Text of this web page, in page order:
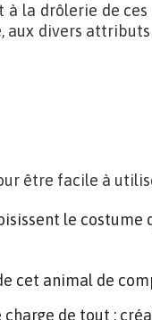
la drôlerie de
aux divers
être facile à
le costume
cet animal de
charge de tout :